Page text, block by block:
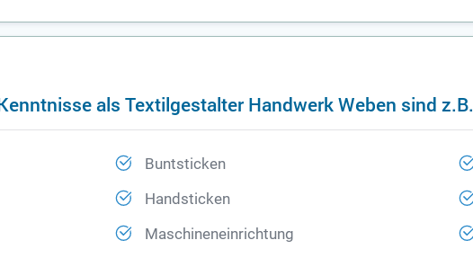
als Textilgestalter Handwerk Weben sind z.B.
Buntsticken
Handsticken
Maschineneinrichtung